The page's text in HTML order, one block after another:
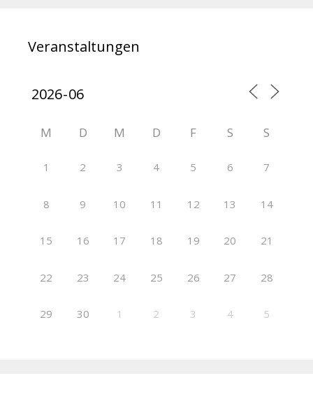
Veranstaltungen
M D M D F S S
1 2 3 4 5 6 7
8 9 10 11 12 13 14
15 16 17 18 19 20 21
22 23 24 25 26 27 28
29 30 1 2 3 4 5